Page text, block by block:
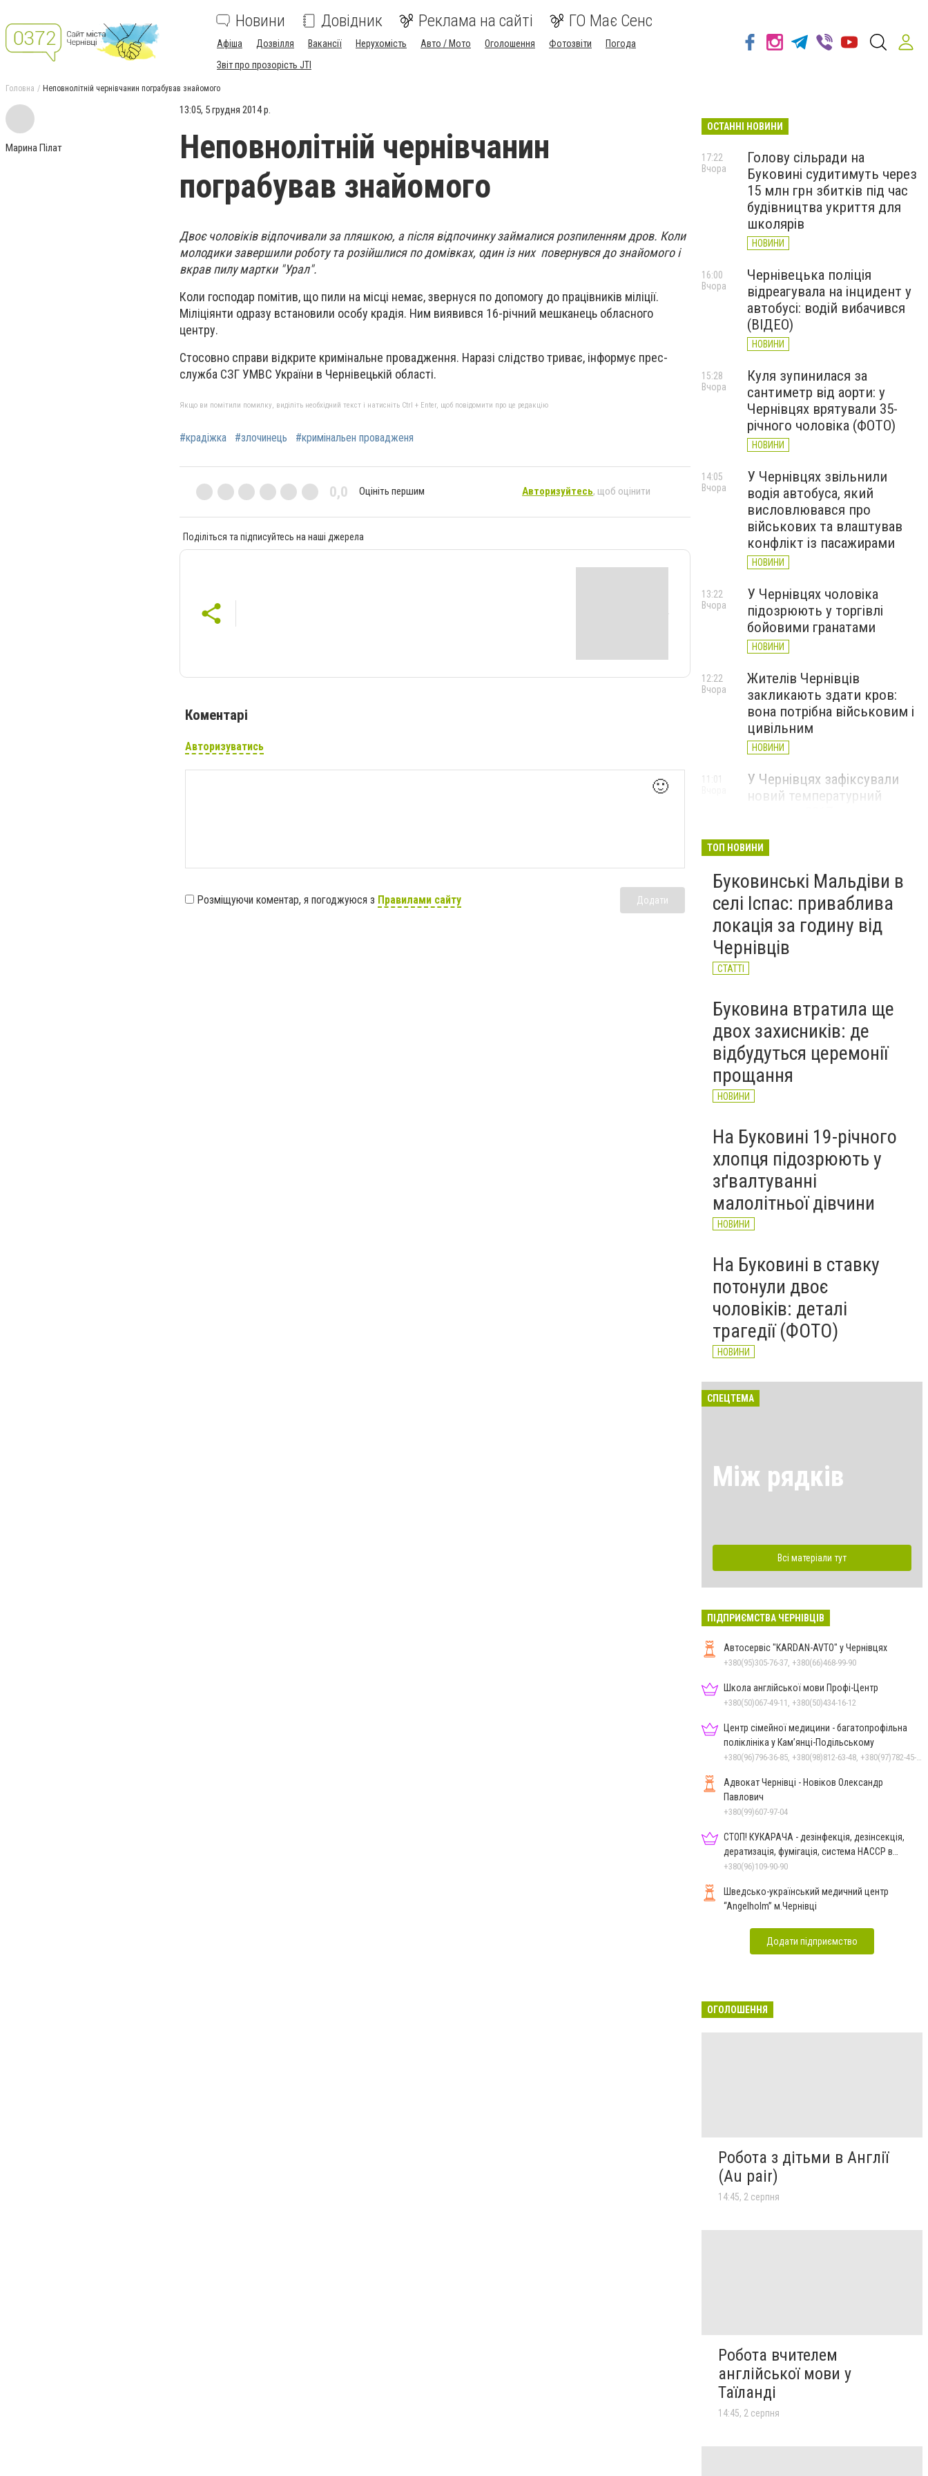
Новини Довідник Реклама на сайті ГО Має Сенс
Афіша Дозвілля Вакансії Нерухомість Авто / Мото Оголошення Фотозвіти
Погода
Звіт про прозорість JTI
Головна Неповнолітній чернівчанин пограбував знайомого
Марина Пілат
13:05, 5 грудня 2014 р.
Неповнолітній чернівчанин
пограбував знайомого
Двоє чоловіків відпочивали за пляшкою, а після відпочинку займалися розпиленням дров. Коли
молодики завершили роботу та розійшлися по домівках, один із них повернувся до знайомого і
вкрав пилу мартки "Урал".
Коли господар помітив, що пили на місці немає, звернуся по допомогу до працівників міліції.
Міліціянти одразу встановили особу крадія. Ним виявився 16-річний мешканець обласного
центру.
Стосовно справи відкрите кримінальне провадження. Наразі слідство триває, інформує прес-
служба СЗГ УМВС України в Чернівецькій області.
Якщо ви помітили помилку, виділіть необхідний текст і натисніть Ctrl + Enter, щоб повідомити про це редакцію
#крадіжка #злочинець #кримінальен провадженя
0,0 Оцініть першим Авторизуйтесь, щоб оцінити
Поділіться та підписуйтесь на наші джерела
Коментарі
Авторизуватись
🙂
Розміщуючи коментар, я погоджуюся з Правилами сайту Додати
ОСТАННІ НОВИНИ
Голову сільради на
Буковині судитимуть через
15 млн грн збитків під час
будівництва укриття для
школярів
НОВИНИ
17:22
Вчора
Чернівецька поліція
відреагувала на інцидент у
автобусі: водій вибачився
(ВІДЕО)
НОВИНИ
16:00
Вчора
Куля зупинилася за
сантиметр від аорти: у
Чернівцях врятували 35-
річного чоловіка (ФОТО)
НОВИНИ
15:28
Вчора
У Чернівцях звільнили
водія автобуса, який
висловлювався про
військових та влаштував
конфлікт із пасажирами
НОВИНИ
14:05
Вчора
У Чернівцях чоловіка
підозрюють у торгівлі
бойовими гранатами
НОВИНИ
13:22
Вчора
Жителів Чернівців
закликають здати кров:
вона потрібна військовим і
цивільним
НОВИНИ
12:22
Вчора
У Чернівцях зафіксували
новий температурний
11:01
області обмежили рух
великовагового транспорту
НОВИНИ
Вчора
ТОП НОВИНИ
Буковинські Мальдіви в
селі Іспас: приваблива
локація за годину від
Чернівців
СТАТТІ
Буковина втратила ще
двох захисників: де
відбудуться церемонії
прощання
НОВИНИ
На Буковині 19-річного
хлопця підозрюють у
зґвалтуванні
малолітньої дівчини
НОВИНИ
На Буковині в ставку
потонули двоє
чоловіків: деталі
трагедії (ФОТО)
НОВИНИ
СПЕЦТЕМА
Між рядків
Всі матеріали тут
ПІДПРИЄМСТВА ЧЕРНІВЦІВ
Автосервіс "KARDAN-AVTO" у Чернівцях
+380(95)305-76-37, +380(66)468-99-90
Школа англійської мови Профі-Центр
+380(50)067-49-11, +380(50)434-16-12
Центр сімейної медицини - багатопрофільна
поліклініка у Кам’янці-Подільському
Адвокат Чернівці - Новіков Олександр
Павлович
+380(99)607-97-04
СТОП! КУКАРАЧА - дезінфекція, дезінсекція,
дератизація, фумігація, система HACCP в
Чернівцях
+380(96)109-90-90
Шведсько-український медичний центр
“Angelholm” м.Чернівці
Додати підприємство
ОГОЛОШЕННЯ
Робота з дітьми в Англії
(Au pair)
14:45, 2 серпня
Робота вчителем
англійської мови у
Таїланді
14:45, 2 серпня